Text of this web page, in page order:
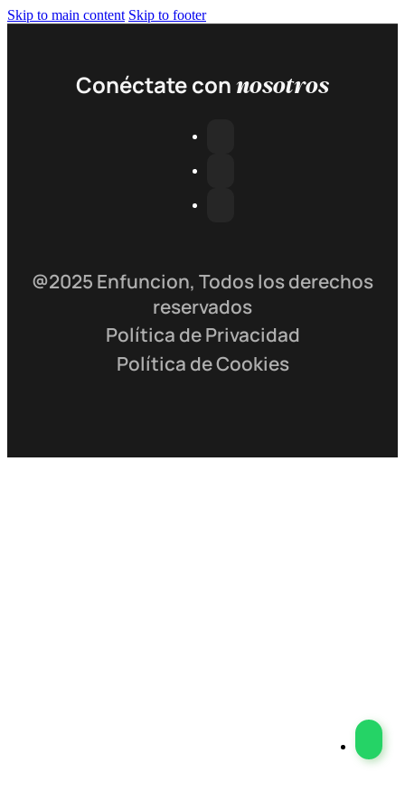
Skip to main content Skip to footer
Conéctate connosotros
@2025 Enfuncion, Todos los derechos
reservados
Política de Privacidad
Política de Cookies